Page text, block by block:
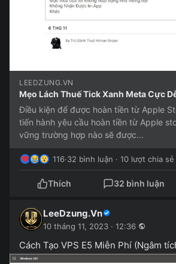
LEEDZUNG.VN
Mẹo Lách Thuế Tick Xanh Meta Cực
Điều kiện để được hoàn tiền từ Apple
tiến hành yêu cầu hoàn tiền từ Apple
vững trường hợp nào sẽ được...
116·32 bình luận · 10 lượt chia sẻ
Thích 32 bình luận
LeeDzung.Vn
10 tháng 11, 2023 · 12:36
Cách Tạo VPS E5 Miễn Phí (Ngâm